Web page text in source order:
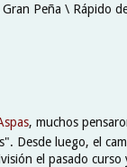
Peña \ Rápido
, muchos
Desde luego, el
el pasado curso